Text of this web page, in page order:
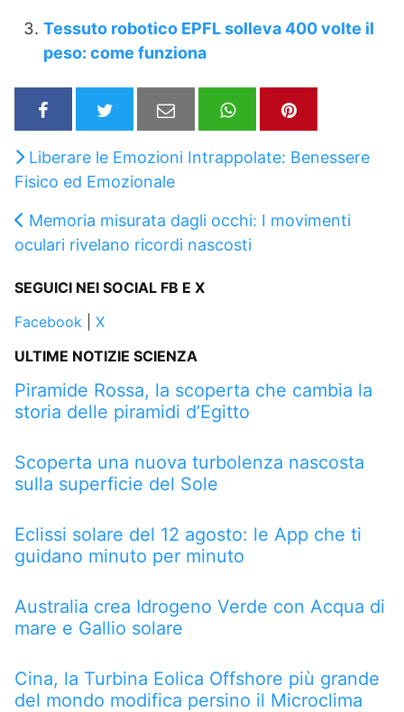
Tessuto robotico EPFL solleva 400 volte il
peso: come funziona
Liberare le Emozioni Intrappolate: Benessere
Fisico ed Emozionale
Memoria misurata dagli occhi: I movimenti
oculari rivelano ricordi nascosti
SEGUICI NEI SOCIAL FB E X
Facebook
X
ULTIME NOTIZIE SCIENZA
Piramide Rossa, la scoperta che cambia la
storia delle piramidi d’Egitto
Scoperta una nuova turbolenza nascosta
sulla superficie del Sole
Eclissi solare del 12 agosto: le App che ti
guidano minuto per minuto
Australia crea Idrogeno Verde con Acqua di
mare e Gallio solare
Cina, la Turbina Eolica Offshore più grande
del mondo modifica persino il Microclima